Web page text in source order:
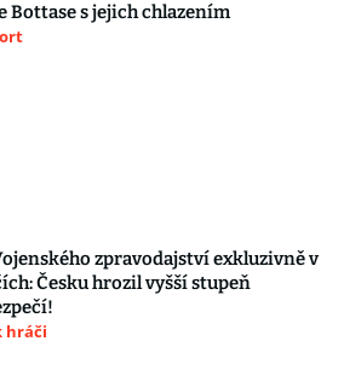
Bottase s jejich chlazením
zpravodajství exkluzivně v
Česku hrozil vyšší stupeň
hráči